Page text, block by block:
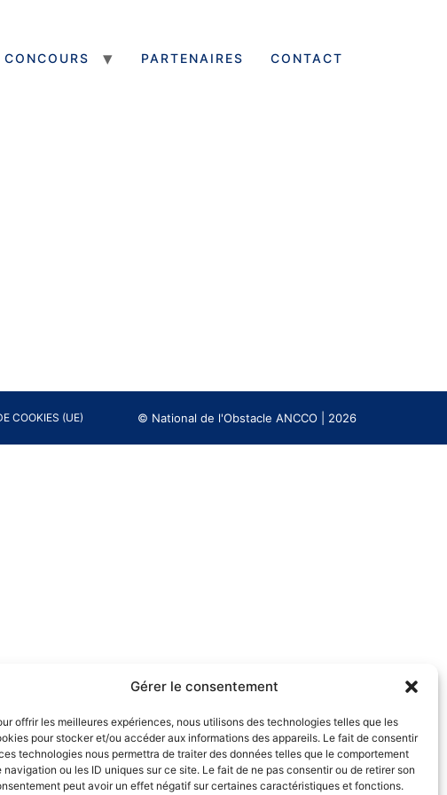
Gérer le consentement
offrir les meilleures expériences, nous utilisons des technologies telles que les
pour stocker et/ou accéder aux informations des appareils. Le fait de consentir
technologies nous permettra de traiter des données telles que le comportement
navigation ou les ID uniques sur ce site. Le fait de ne pas consentir ou de retirer son
peut avoir un effet négatif sur certaines caractéristiques et fonctions.
CONCOURS PARTENAIRES CONTACT
COOKIES (UE) © National de l'Obstacle ANCCO | 2026